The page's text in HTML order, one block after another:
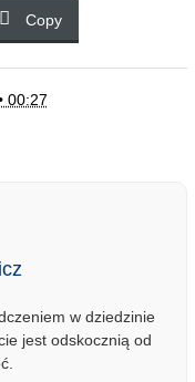
Copy
00:27
w dziedzinie
jest odskocznią od